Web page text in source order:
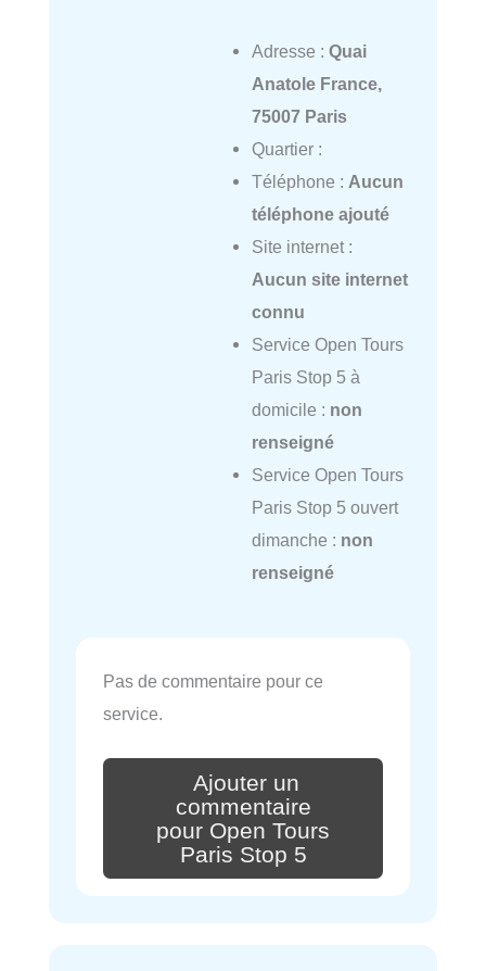
Adresse : Quai
Anatole France,
75007 Paris
Quartier :
Téléphone : Aucun
téléphone ajouté
Site internet :
Aucun site internet
connu
Service Open Tours
Paris Stop 5 à
domicile : non
renseigné
Service Open Tours
Paris Stop 5 ouvert
dimanche : non
renseigné
Pas de commentaire pour ce
service.
Ajouter un
commentaire
pour Open Tours
Paris Stop 5